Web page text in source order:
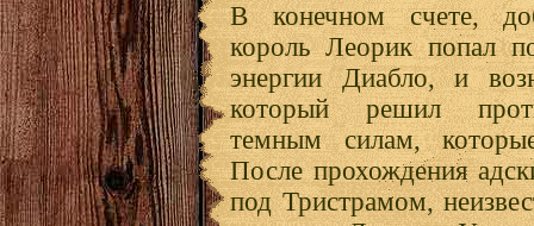
В конечном счете,
король Леорик попал
энергии Диабло, и
который решил
темным силам,
После прохождения
под Тристрамом,